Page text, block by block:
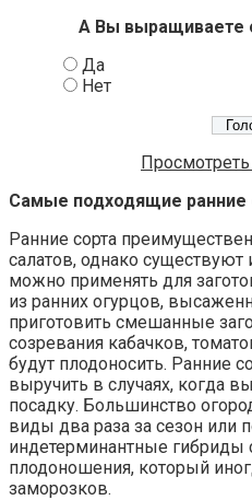
А Вы выращиваете
Да
Нет
Самые подходящие ранние
Ранние сорта
салатов, однако
можно применять для
из ранних огурцов,
приготовить смешанные
созревания кабачков,
будут плодоносить. Ранние
выручить в случаях, когда
посадку. Большинство
виды два раза за сезон или
индетерминантные гибриды
плодоношения, который
заморозков.